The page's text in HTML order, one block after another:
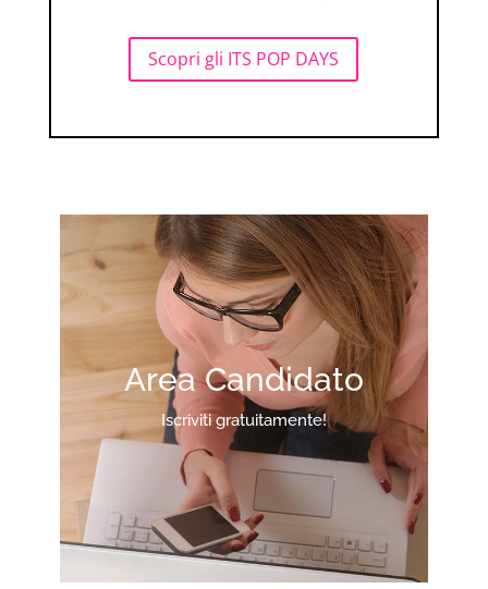
Scopri gli ITS POP DAYS
Area Candidato
Iscriviti gratuitamente!